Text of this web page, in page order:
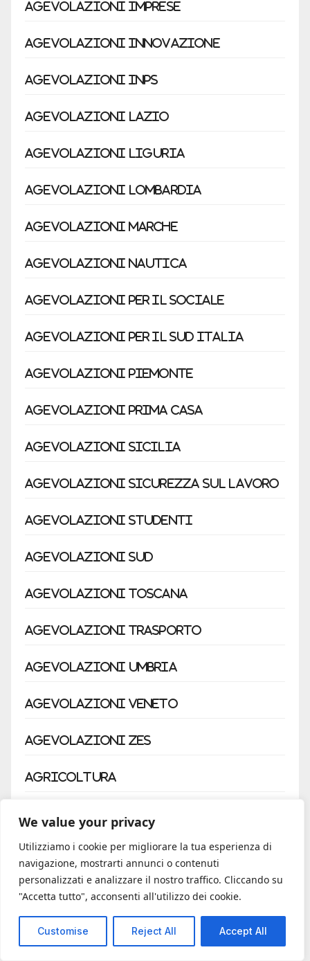
We value your privacy
Utilizziamo i cookie per migliorare la tua esperienza di
navigazione, mostrarti annunci o contenuti
personalizzati e analizzare il nostro traffico. Cliccando su
"Accetta tutto", acconsenti all'utilizzo dei cookie.
Customise Reject All Accept All
Agevolazioni Imprese
Agevolazioni innovazione
Agevolazioni Inps
Agevolazioni Lazio
Agevolazioni Liguria
Agevolazioni Lombardia
Agevolazioni Marche
Agevolazioni Nautica
Agevolazioni per il sociale
Agevolazioni per il Sud Italia
Agevolazioni Piemonte
Agevolazioni prima casa
Agevolazioni Sicilia
Agevolazioni sicurezza sul lavoro
Agevolazioni studenti
Agevolazioni sud
Agevolazioni Toscana
Agevolazioni trasporto
Agevolazioni Umbria
Agevolazioni Veneto
Agevolazioni ZES
Agricoltura
Artigiani
Automobili